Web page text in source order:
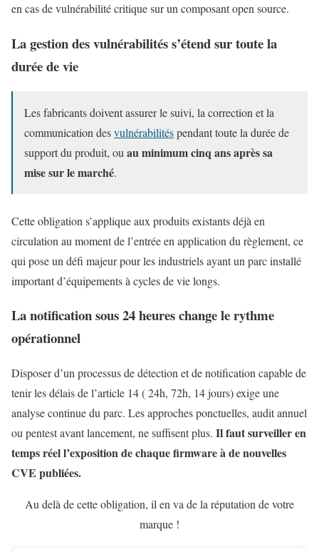
en cas de vulnérabilité critique sur un composant open source.
La gestion des vulnérabilités s’étend sur toute la
durée de vie
Les fabricants doivent assurer le suivi, la correction et la
communication desvulnérabilitéspendant toute la durée de
support du produit, ou au minimum cinq ans après sa
mise sur le marché.
Cette obligation s’applique aux produits existants déjà en
circulation au moment de l’entrée en application du règlement, ce
qui pose un défi majeur pour les industriels ayant un parc installé
important d’équipements à cycles de vie longs.
La notification sous 24 heures change le rythme
opérationnel
Disposer d’un processus de détection et de notification capable de
tenir les délais de l’article 14 ( 24h, 72h, 14 jours) exige une
analyse continue du parc. Les approches ponctuelles, audit annuel
ou pentest avant lancement, ne suffisent plus. Il faut surveiller en
temps réel l’exposition de chaque firmware à de nouvelles
CVE publiées.
Au delà de cette obligation, il en va de la réputation de votre
marque !